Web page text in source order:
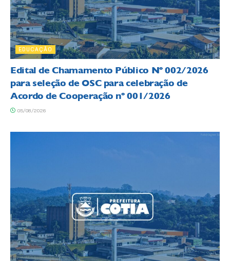
EDUCAÇÃO
Edital de Chamamento Público Nº 002/2026
para seleção de OSC para celebração de
Acordo de Cooperação nº 001/2026
05/08/2026